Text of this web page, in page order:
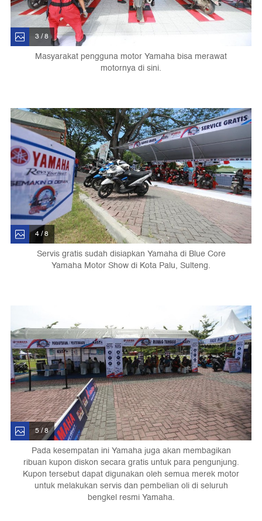
3 / 8
Masyarakat pengguna motor Yamaha bisa merawat
motornya di sini.
4 / 8
Servis gratis sudah disiapkan Yamaha di Blue Core
Yamaha Motor Show di Kota Palu, Sulteng.
5 / 8
Pada kesempatan ini Yamaha juga akan membagikan
ribuan kupon diskon secara gratis untuk para pengunjung.
Kupon tersebut dapat digunakan oleh semua merek motor
untuk melakukan servis dan pembelian oli di seluruh
bengkel resmi Yamaha.